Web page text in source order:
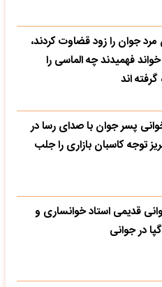
مرد جوان را زود قضاوت کردند،
فهمیدند چه الماسی را
گرفته اند
پسر جوان با صدای رسا در
توجه کاسبان بازاری را جلب
قدیمی استاد خوانساری و
در جوانی